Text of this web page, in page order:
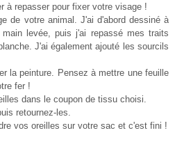
à repasser pour fixer votre visage !
de votre animal. J'ai d'abord dessiné à
levée, puis j'ai repassé mes traits
J'ai également ajouté les sourcils
la peinture. Pensez à mettre une feuille
fer !
dans le coupon de tissu choisi.
retournez-les.
vos oreilles sur votre sac et c'est fini !